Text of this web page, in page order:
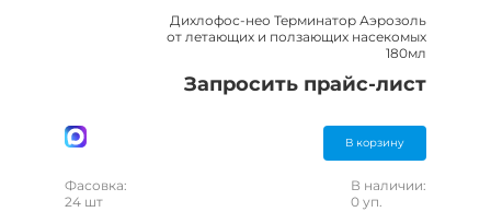
Дихлофос-нео Терминатор Аэрозоль
от летающих и ползающих насекомых
180мл
Запросить прайс-лист
В корзину
Фасовка:
24 шт
В наличии:
0 уп.